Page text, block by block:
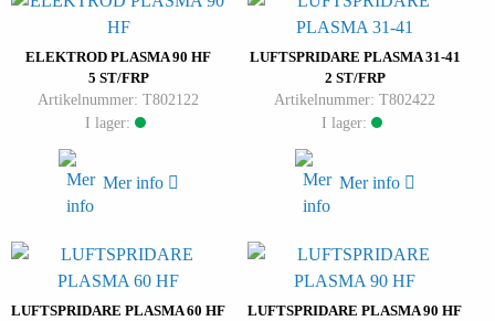
ELEKTROD PLASMA 90 HF
5 ST/FRP
Artikelnummer: T802122
I lager:
Mer info
LUFTSPRIDARE PLASMA 31-41
2 ST/FRP
Artikelnummer: T802422
I lager:
Mer info
LUFTSPRIDARE PLASMA 60 HF
LUFTSPRIDARE PLASMA 90 HF